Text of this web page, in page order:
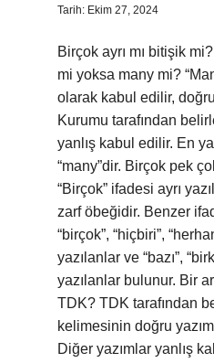
Tarih: Ekim 27, 2024
Birçok ayrı mı bitişik
mi yoksa many mi?
olarak kabul edilir, doğru
Kurumu tarafından
yanlış kabul edilir. En
“many”dir. Birçok pek
“Birçok” ifadesi ayrı
zarf öbeğidir. Benzer
“birçok”, “hiçbiri”,
yazılanlar ve “bazı”,
yazılanlar bulunur. Bir
TDK? TDK tarafından
kelimesinin doğru
Diğer yazımlar yanlış